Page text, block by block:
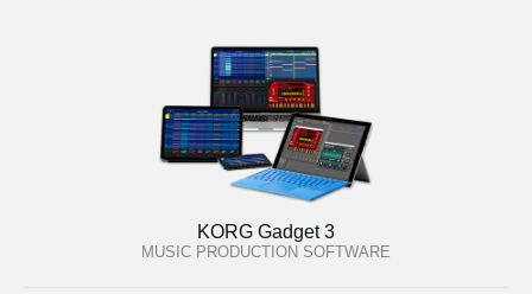
KORG Gadget 3
MUSIC PRODUCTION SOFTWARE